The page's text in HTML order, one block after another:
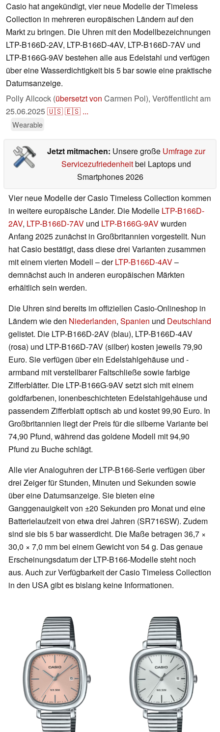
Casio hat angekündigt, vier neue Modelle der Timeless
Collection in mehreren europäischen Ländern auf den
Markt zu bringen. Die Uhren mit den Modellbezeichnungen
LTP-B166D-2AV, LTP-B166D-4AV, LTP-B166D-7AV und
LTP-B166G-9AV bestehen alle aus Edelstahl und verfügen
über eine Wasserdichtigkeit bis 5 bar sowie eine praktische
Datumsanzeige.
Polly Allcock (übersetzt von Carmen Pol), Veröffentlicht am
25.06.2025🇺🇸🇪🇸 ...
Wearable
Jetzt mitmachen: Unsere große Umfrage zur
Servicezufriedenheitbei Laptops und
Smartphones 2026
Vier neue Modelle der Casio Timeless Collection kommen
in weitere europäische Länder. Die Modelle LTP-B166D-
2AV, LTP-B166D-7AV und LTP-B166G-9AVwurden
Anfang 2025 zunächst in Großbritannien vorgestellt. Nun
hat Casio bestätigt, dass diese drei Varianten zusammen
mit einem vierten Modell – derLTP-B166D-4AV–
demnächst auch in anderen europäischen Märkten
erhältlich sein werden.
Die Uhren sind bereits im offiziellen Casio-Onlineshop in
Ländern wie den Niederlanden, Spanien und Deutschland
gelistet. Die LTP-B166D-2AV (blau), LTP-B166D-4AV
(rosa) und LTP-B166D-7AV (silber) kosten jeweils 79,90
Euro. Sie verfügen über ein Edelstahlgehäuse und -
armband mit verstellbarer Faltschließe sowie farbige
Zifferblätter. Die LTP-B166G-9AV setzt sich mit einem
goldfarbenen, ionenbeschichteten Edelstahlgehäuse und
passendem Zifferblatt optisch ab und kostet 99,90 Euro. In
Großbritannien liegt der Preis für die silberne Variante bei
74,90 Pfund, während das goldene Modell mit 94,90
Pfund zu Buche schlägt.
Alle vier Analoguhren der LTP-B166-Serie verfügen über
drei Zeiger für Stunden, Minuten und Sekunden sowie
über eine Datumsanzeige. Sie bieten eine
Ganggenauigkeit von ±20 Sekunden pro Monat und eine
Batterielaufzeit von etwa drei Jahren (SR716SW). Zudem
sind sie bis 5 bar wasserdicht. Die Maße betragen 36,7 ×
30,0 × 7,0 mm bei einem Gewicht von 54 g. Das genaue
Erscheinungsdatum der LTP-B166-Modelle steht noch
aus. Auch zur Verfügbarkeit der Casio Timeless Collection
in den USA gibt es bislang keine Informationen.